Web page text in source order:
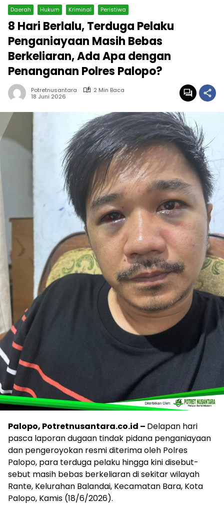
Daerah Hukum Kriminal Peristiwa
8 Hari Berlalu, Terduga Pelaku
Penganiayaan Masih Bebas
Berkeliaran, Ada Apa dengan
Penanganan Polres Palopo?
Potretnusantara
2 Min Baca
18 Juni 2026
Palopo, Potretnusantara.co.id – Delapan hari
pasca laporan dugaan tindak pidana penganiayaan
dan pengeroyokan resmi diterima oleh Polres
Palopo, para terduga pelaku hingga kini disebut-
sebut masih bebas berkeliaran di sekitar wilayah
Rante, Kelurahan Balandai, Kecamatan Bara, Kota
Palopo, Kamis (18/6/2026).